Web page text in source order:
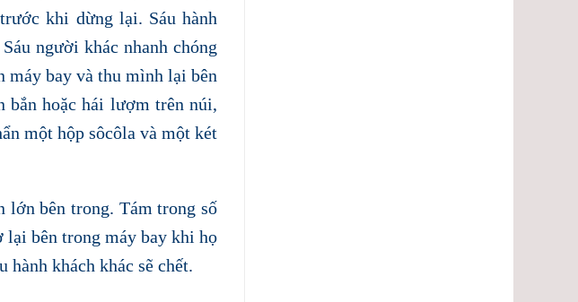
khi dừng lại. Sáu hành
người khác nhanh chóng
máy bay và thu mình lại bên
bắn hoặc hái lượm trên núi,
một hộp sôcôla và một két
lớn bên trong. Tám trong số
lại bên trong máy bay khi họ
hành khách khác sẽ chết.